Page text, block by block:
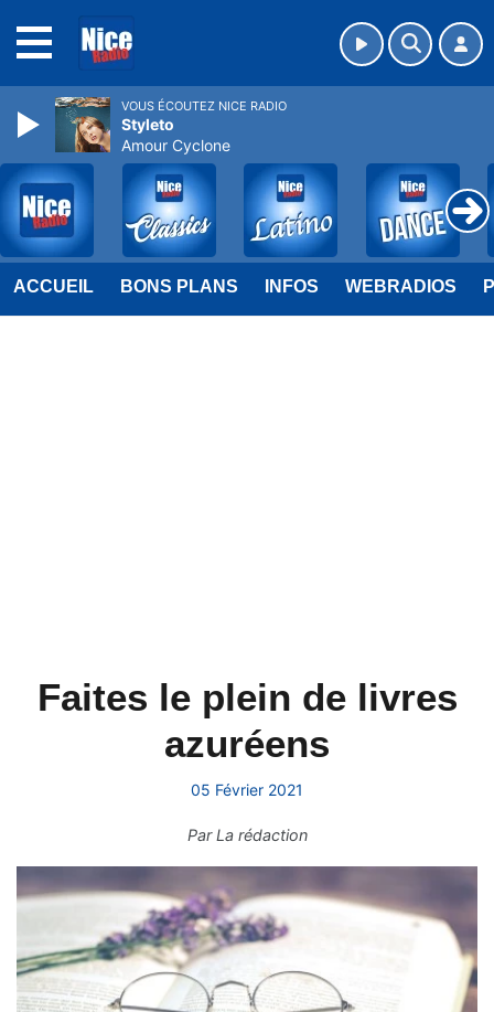
ACCUEIL BONS PLANS INFOS WEBRADIOS
Faites le plein de livres
azuréens
05 Février 2021
ParLa rédaction
VOUS ÉCOUTEZ NICE RADIO
Styleto
Amour Cyclone